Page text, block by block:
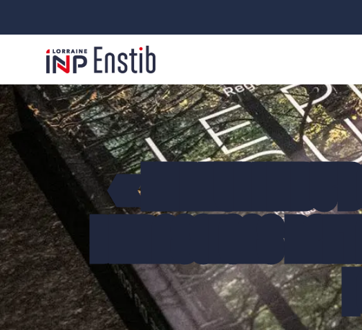
« LE PEUPLE DU
DE PASSIONS